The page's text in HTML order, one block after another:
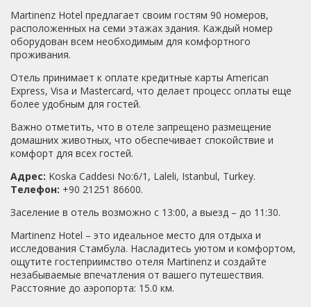
Martinenz Hotel предлагает своим гостям 90 номеров,
расположенных на семи этажах здания. Каждый номер
оборудован всем необходимым для комфортного
проживания.
Отель принимает к оплате кредитные карты American
Express, Visa и Mastercard, что делает процесс оплаты еще
более удобным для гостей.
Важно отметить, что в отеле запрещено размещение
домашних животных, что обеспечивает спокойствие и
комфорт для всех гостей.
Адрес: Koska Caddesi No:6/1, Laleli, Istanbul, Turkey.
Телефон: +90 21251 86600.
Заселение в отель возможно с 13:00, а выезд – до 11:30.
Martinenz Hotel – это идеальное место для отдыха и
исследования Стамбула. Насладитесь уютом и комфортом,
ощутите гостеприимство отеля Martinenz и создайте
незабываемые впечатления от вашего путешествия.
Расстояние до аэропорта: 15.0 км.